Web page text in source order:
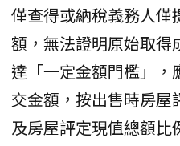
僅查得或納稅義務人僅
額，無法證明原始取得
達「一定金額門檻」，
交金額，按出售時房屋
及房屋評定現值總額比